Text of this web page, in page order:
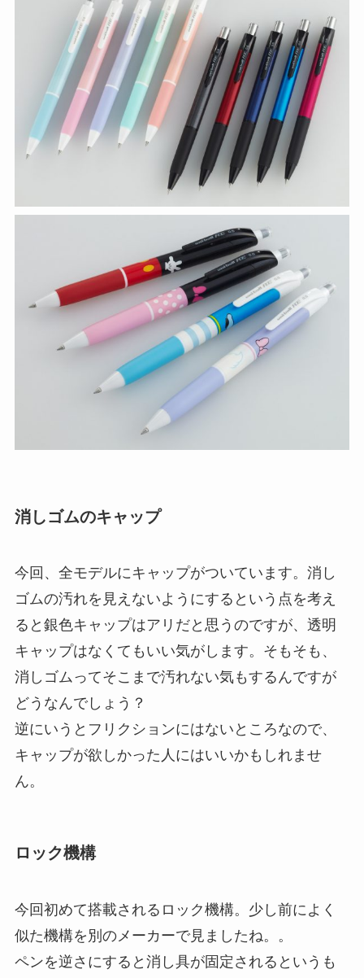
消しゴムのキャップ
今回、全モデルにキャップがついています。消し
ゴムの汚れを見えないようにするという点を考え
ると銀色キャップはアリだと思うのですが、透明
キャップはなくてもいい気がします。そもそも、
消しゴムってそこまで汚れない気もするんですが
どうなんでしょう？
逆にいうとフリクションにはないところなので、
キャップが欲しかった人にはいいかもしれませ
ん。
ロック機構
今回初めて搭載されるロック機構。少し前によく
似た機構を別のメーカーで見ましたね。。
ペンを逆さにすると消し具が固定されるというも